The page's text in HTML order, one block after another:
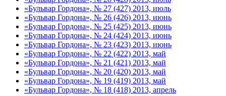
«Бульвар Гордона», № 27 (427) 2013, июль
«Бульвар Гордона», № 26 (426) 2013, июнь
«Бульвар Гордона», № 25 (425) 2013, июнь
«Бульвар Гордона», № 24 (424) 2013, июнь
«Бульвар Гордона», № 23 (423) 2013, июнь
«Бульвар Гордона», № 22 (422) 2013, май
«Бульвар Гордона», № 21 (421) 2013, май
«Бульвар Гордона», № 20 (420) 2013, май
«Бульвар Гордона», № 19 (419) 2013, май
«Бульвар Гордона», № 18 (418) 2013, апрель